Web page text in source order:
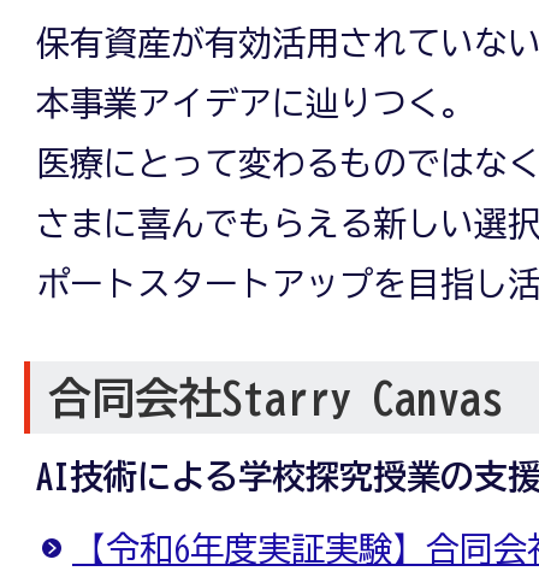
保有資産が有効活用されていな
本事業アイデアに辿りつく。
医療にとって変わるものではな
さまに喜んでもらえる新しい選
ポートスタートアップを目指し
合同会社Starry Canvas
AI技術による学校探究授業の支
【令和6年度実証実験】合同